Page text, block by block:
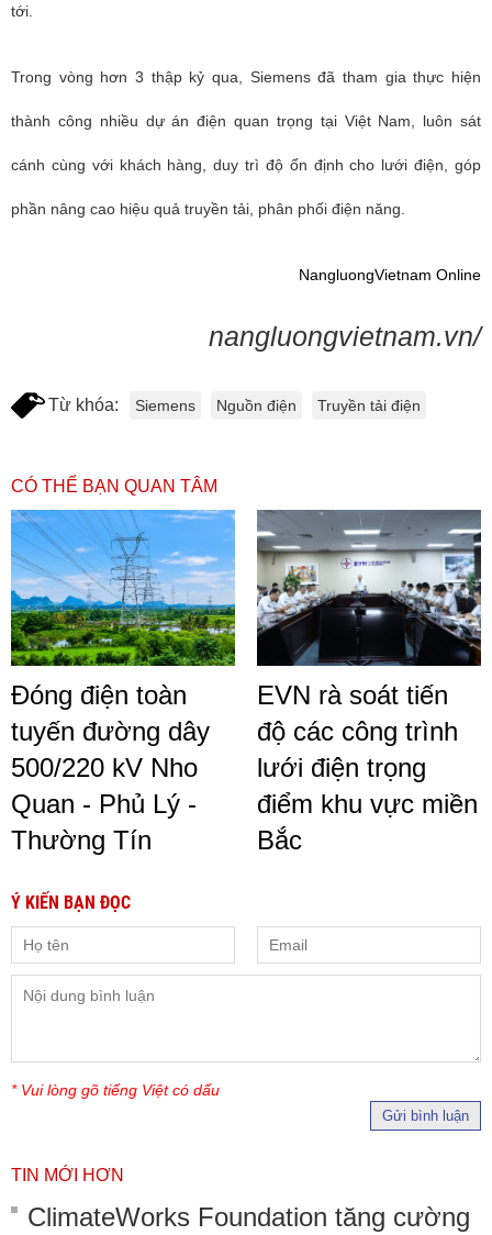
tới.
Trong vòng hơn 3 thập kỷ qua, Siemens đã tham gia thực hiện
thành công nhiều dự án điện quan trọng tại Việt Nam, luôn sát
cánh cùng với khách hàng, duy trì độ ổn định cho lưới điện, góp
phần nâng cao hiệu quả truyền tải, phân phối điện năng.
NangluongVietnam Online
nangluongvietnam.vn/
Từ khóa: Siemens Nguồn điện Truyền tải điện
CÓ THỂ BẠN QUAN TÂM
Đóng điện toàn
tuyến đường dây
500/220 kV Nho
Quan - Phủ Lý -
Thường Tín
EVN rà soát tiến
độ các công trình
lưới điện trọng
điểm khu vực miền
Bắc
Ý KIẾN BẠN ĐỌC
* Vui lòng gõ tiếng Việt có dấu
Gửi bình luận
TIN MỚI HƠN
ClimateWorks Foundation tăng cường